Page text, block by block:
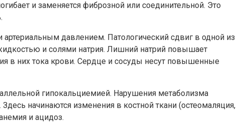
и заменяется фиброзной или соединительной. Это
давлением. Патологический сдвиг в одной из
и солями натрия. Лишний натрий повышает
в них тока крови. Сердце и сосуды несут повышенные
гипокальциемией. Нарушения метаболизма
начинаются изменения в костной ткани (остеомаляция,
и ацидоз.